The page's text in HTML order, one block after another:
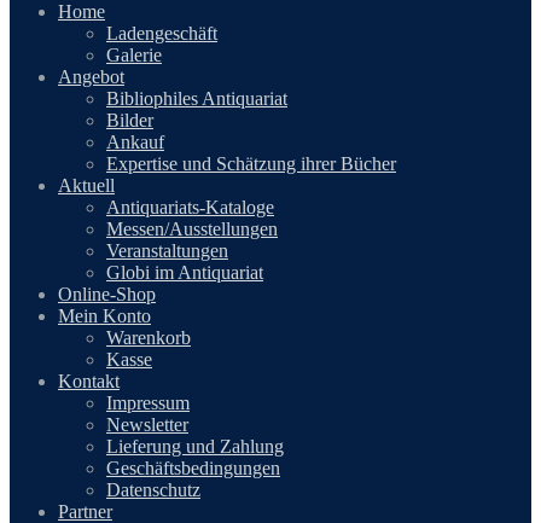
Home
Ladengeschäft
Galerie
Angebot
Bibliophiles Antiquariat
Bilder
Ankauf
Expertise und Schätzung ihrer Bücher
Aktuell
Antiquariats-Kataloge
Messen/Ausstellungen
Veranstaltungen
Globi im Antiquariat
Online-Shop
Mein Konto
Warenkorb
Kasse
Kontakt
Impressum
Newsletter
Lieferung und Zahlung
Geschäftsbedingungen
Datenschutz
Partner